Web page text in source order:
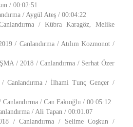
/ 00:02:51
/ Aygül Ateş / 00:04:22
/ Kübra Karagöz, Melike
/ Canlandırma / Atılım Kozmonot /
/ 2018 / Canlandırma / Serhat Özer
/ İlhami Tunç Gençer /
/ Can Fakıoğlu / 00:05:12
/ Ali Tapan / 00:01.07
/ Canlandırma / Selime Coşkun /